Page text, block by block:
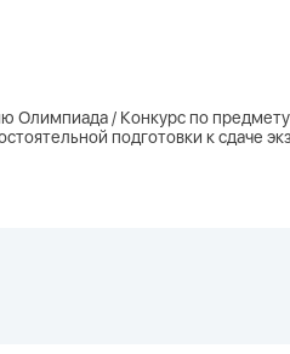
Олимпиада / Конкурс по предмету
подготовки к сдаче